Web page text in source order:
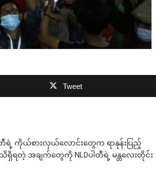
Tweet
ရဲ့ ကိုယ်စားလှယ်လောင်းတွေက ရာနုန်းပြည့်
တဲ့ အချက်တွေကို NLDပါတီရဲ့ မန္တလေးတိုင်း